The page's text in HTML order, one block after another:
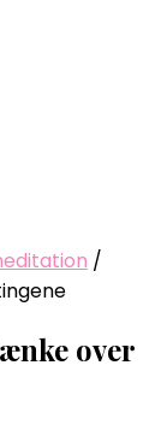
/
over